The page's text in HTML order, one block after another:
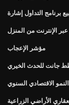
برنامج التداول إشارة
الإنترنت من المنزل
مؤشر الإعجاب
جانت للحدث الخيري
الاقتصادي السنوي
الأراضي الزراعية